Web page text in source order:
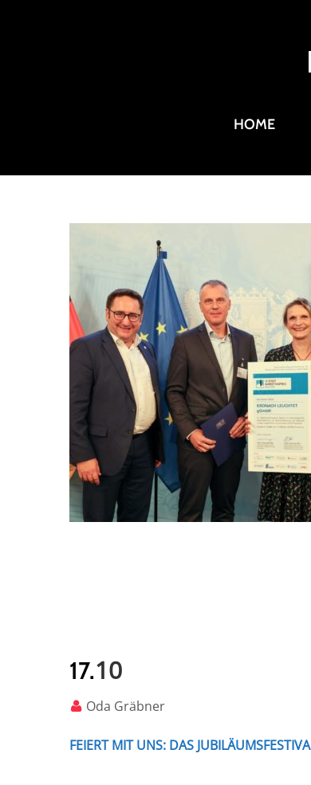
HOME
17.10
Oda Gräbner
FEIERT MIT UNS: DAS